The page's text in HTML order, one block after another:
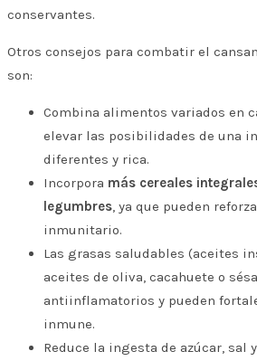
conservantes.
Otros consejos para combatir el
son:
Combina alimentos variados en
elevar las posibilidades de una
diferentes y rica.
Incorpora más cereales
legumbres, ya que pueden
inmunitario.
Las grasas saludables (aceites
aceites de oliva, cacahuete o
antiinflamatorios y pueden
inmune.
Reduce la ingesta de azúcar, sal